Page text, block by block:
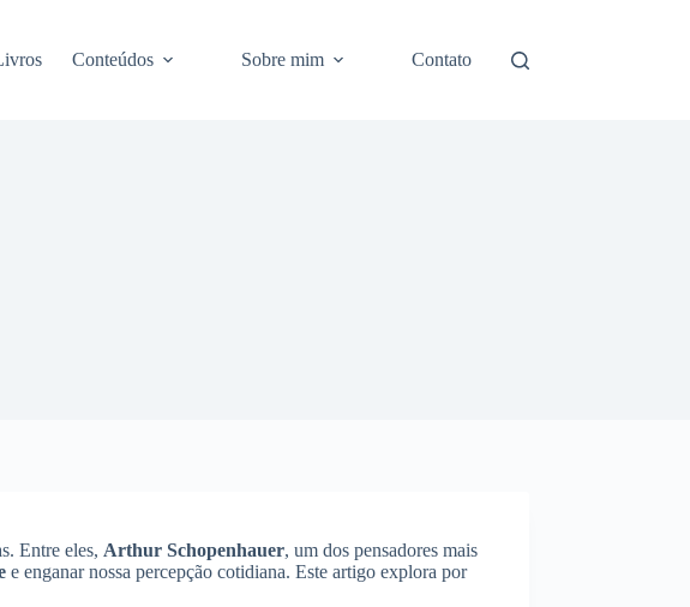
Conteúdos Sobre mim Contato
Entre eles, Arthur Schopenhauer, um dos pensadores mais
e enganar nossa percepção cotidiana. Este artigo explora por